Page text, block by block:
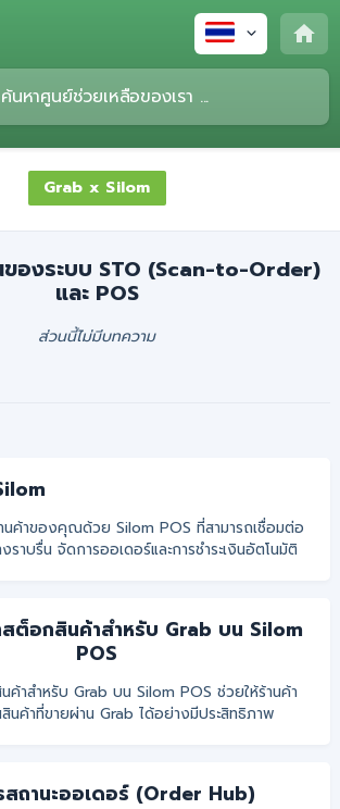
Grab x Silom
ของระบบ STO (Scan-to-Order)
และ POS
ส่วนนี้ไม่มีบทความ
นค้าของคุณด้วย Silom POS ที่สามารถเชื่อมต่อ
าบรื่น จัดการออเดอร์และการชำระเงินอัตโนมัติ
ต็อกสินค้าสำหรับ Grab บน Silom
POS
ค้าสำหรับ Grab บน Silom POS ช่วยให้ร้านค้า
นค้าที่ขายผ่าน Grab ได้อย่างมีประสิทธิภาพ
สถานะออเดอร์ (Order Hub)